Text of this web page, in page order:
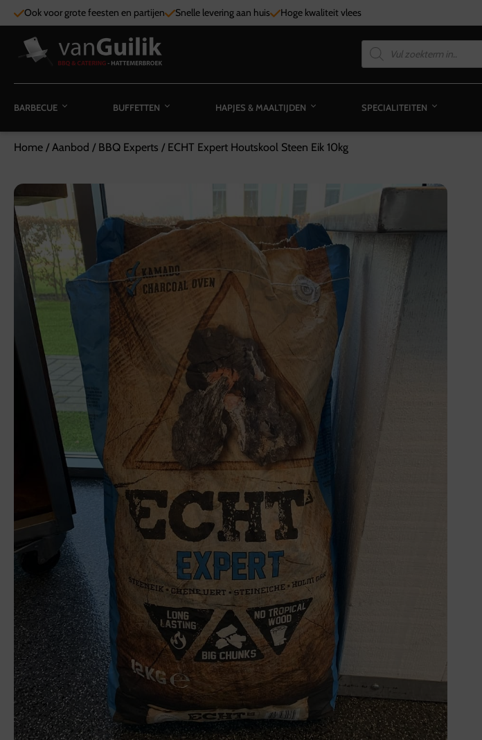
Ook voor grote feesten en partijen Snelle levering aan huis Hoge kwaliteit vlees
BARBECUE BUFFETTEN HAPJES & MAALTIJDEN SPECIALITEITEN
Home /Aanbod / BBQ Experts / ECHT Expert Houtskool Steen Eik 10kg